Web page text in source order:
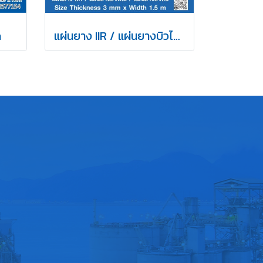
แผ่นยาง IIR / แผ่นยางบิวไทล์ / แผ่นยางบิวทิล 3mm